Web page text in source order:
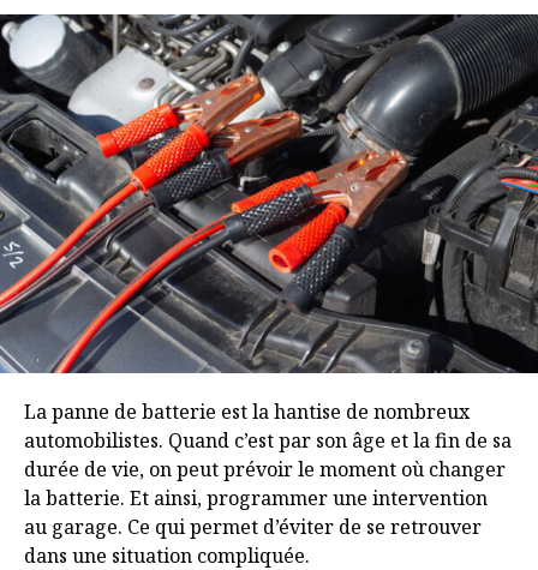
La panne de batterie est la hantise de nombreux
automobilistes. Quand c’est par son âge et la fin de sa
durée de vie, on peut prévoir le moment où changer
la batterie. Et ainsi, programmer une intervention
au garage. Ce qui permet d’éviter de se retrouver
dans une situation compliquée.